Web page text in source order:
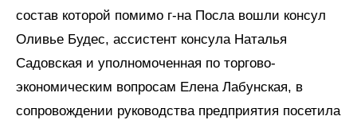
состав которой помимо г-на Посла вошли консул
Оливье Будес, ассистент консула Наталья
Садовская и уполномоченная по торгово-
экономическим вопросам Елена Лабунская, в
сопровождении руководства предприятия посетила